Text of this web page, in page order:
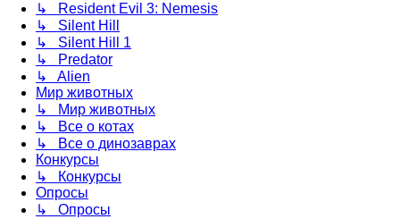
↳ Resident Evil 3: Nemesis
↳ Silent Hill
↳ Silent Hill 1
↳ Predator
↳ Alien
Мир животных
↳ Мир животных
↳ Все о котах
↳ Все о динозаврах
Конкурсы
↳ Конкурсы
Опросы
↳ Опросы